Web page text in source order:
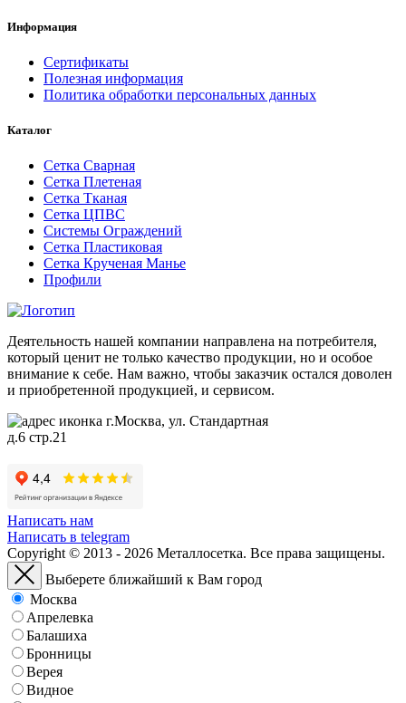
Информация
Сертификаты
Полезная информация
Политика обработки персональных данных
Каталог
Сетка Сварная
Сетка Плетеная
Сетка Тканая
Сетка ЦПВС
Системы Ограждений
Сетка Пластиковая
Сетка Крученая Манье
Профили
Деятельность нашей компании направлена на потребителя,
который ценит не только качество продукции, но и особое
внимание к себе. Нам важно, чтобы заказчик остался доволен
и приобретенной продукцией, и сервисом.
г.Москва, ул. Стандартная
д.6 стр.21
Написать нам
Написать в telegram
Copyright © 2013 - 2026 Металлосетка. Все права защищены.
Выберете ближайший к Вам город
Москва
Апрелевка
Балашиха
Бронницы
Верея
Видное